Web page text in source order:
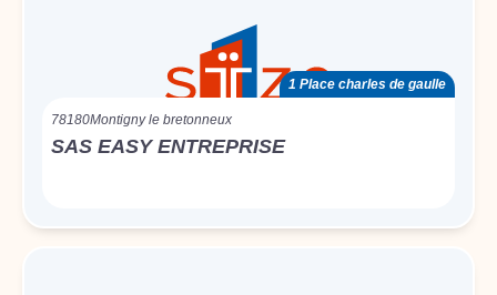
1 Place charles de gaulle
78180Montigny le bretonneux
SAS EASY ENTREPRISE